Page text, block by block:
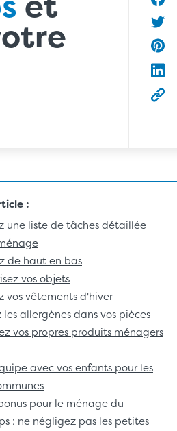
:
une liste de tâches détaillée
de haut en bas
vos objets
vos vêtements d'hiver
les allergènes dans vos pièces
vos propres produits ménagers
avec vos enfants pour les
pour le ménage du
: ne négligez pas les petites